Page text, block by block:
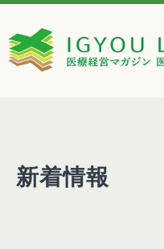
新着情報